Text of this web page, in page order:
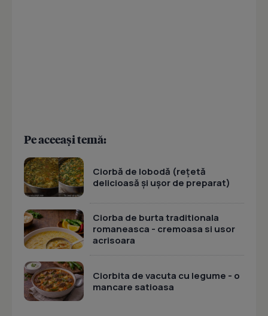
Pe aceeași temă:
Ciorbă de lobodă (rețetă
delicioasă și ușor de preparat)
Ciorba de burta traditionala
romaneasca - cremoasa si usor
acrisoara
Ciorbita de vacuta cu legume - o
mancare satioasa